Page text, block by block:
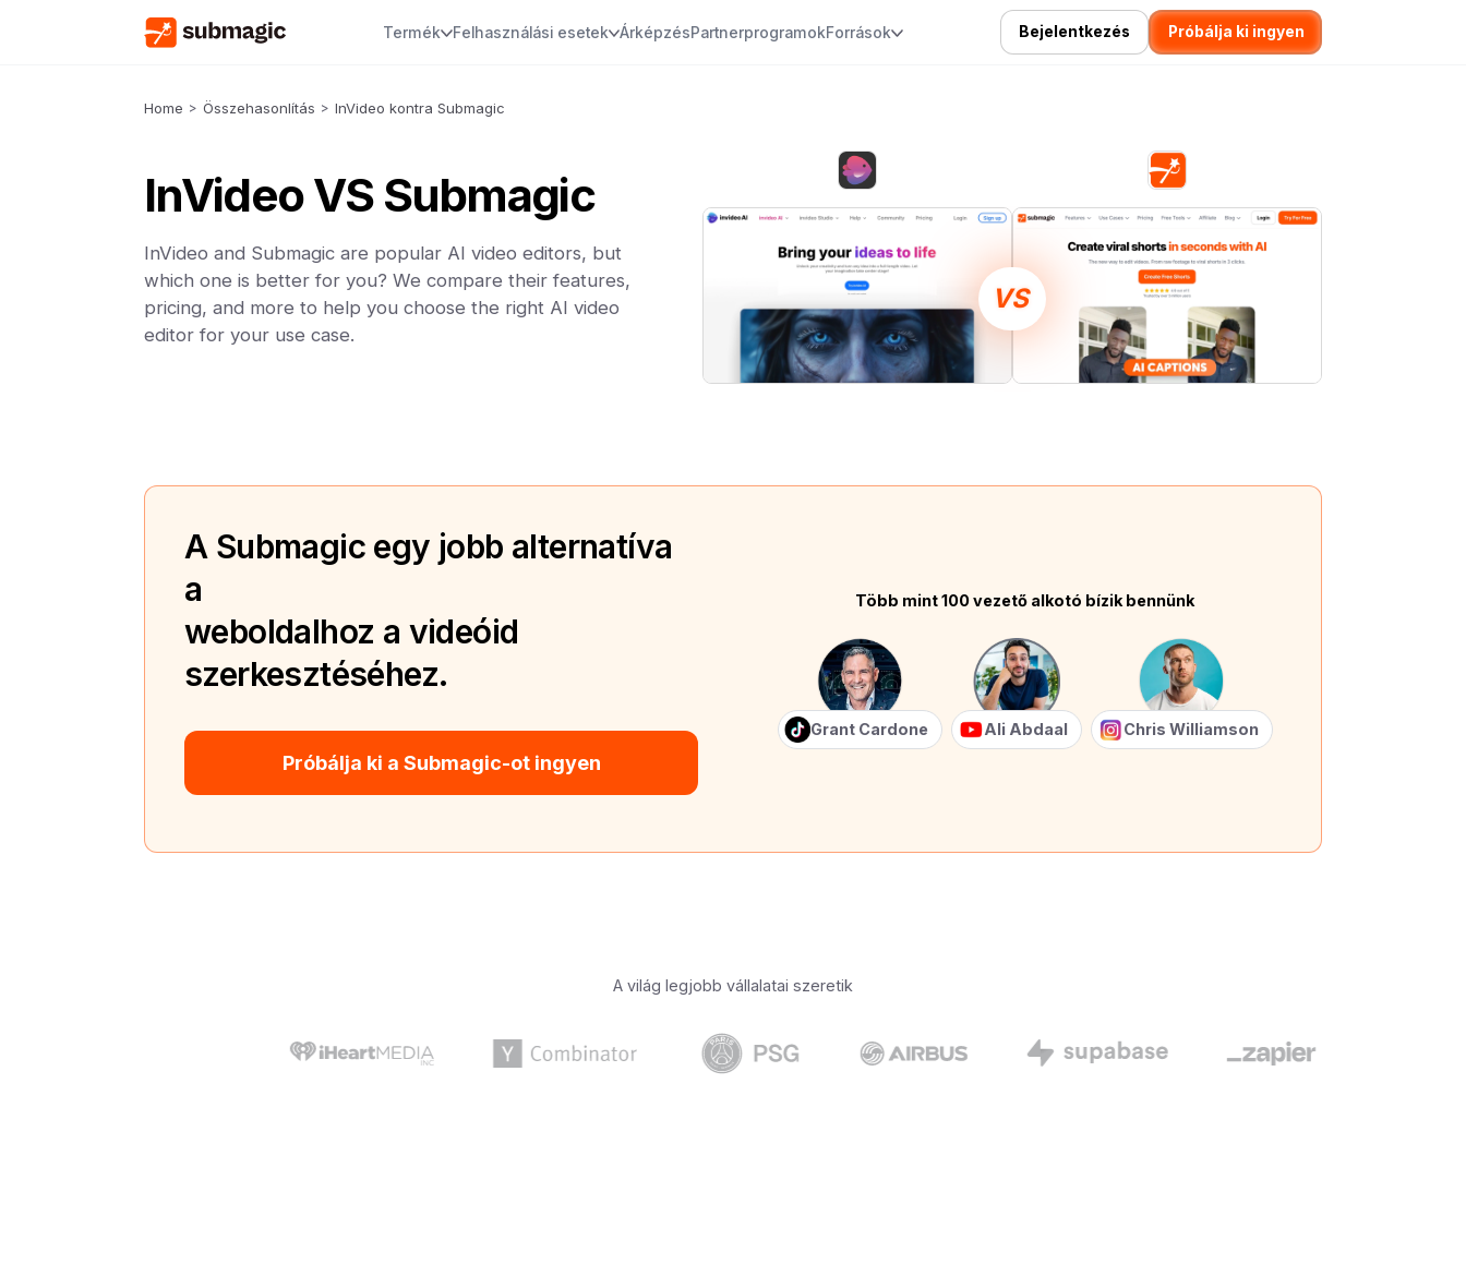
Termék Felhasználási esetek ÁrképzésPartnerprogramokForrások Bejelentkezés Próbálja ki ingyen
Home > Összehasonlítás > InVideo kontra Submagic
InVideo VS Submagic
InVideo and Submagic are popular AI video editors, but
which one is better for you? We compare their features,
pricing, and more to help you choose the right AI video
editor for your use case.
VS
A Submagic egy jobb alternatíva
a
weboldalhoz a videóid
szerkesztéséhez.
Próbálja ki a Submagic-ot ingyen
Több mint 100 vezető alkotó bízik bennünk
Grant Cardone Ali Abdaal Chris Williamson
A világ legjobb vállalatai szeretik